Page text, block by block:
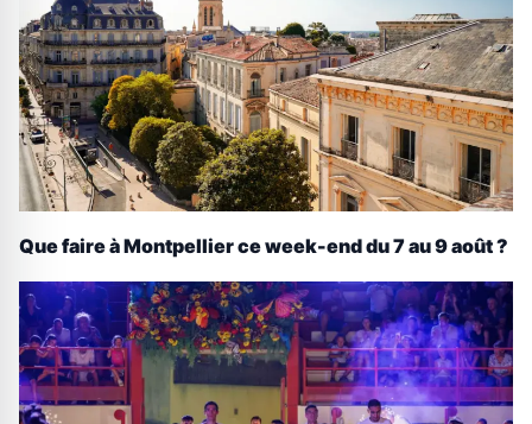
Que faire à Montpellier ce week-end du 7 au 9 août ?